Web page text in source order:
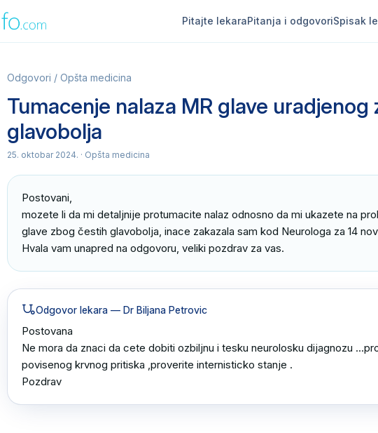
Pitajte lekaraPitanja i odgovoriSpisak
Odgovori / Opšta medicina
Tumacenje nalaza MR glave uradjenog
glavobolja
25. oktobar 2024. · Opšta medicina
Postovani,
mozete li da mi detaljnije protumacite nalaz odnosno da mi ukazete na
glave zbog čestih glavobolja, inace zakazala sam kod Neurologa za 14
Hvala vam unapred na odgovoru, veliki pozdrav za vas.
Odgovor lekara — Dr Biljana Petrovic
Postovana
Ne mora da znaci da cete dobiti ozbiljnu i tesku neurolosku dijagnozu
povisenog krvnog pritiska ,proverite internisticko stanje .
Pozdrav